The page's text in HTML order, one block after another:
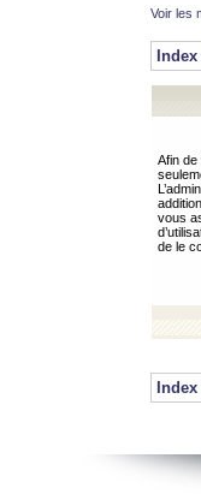
Voir les
Afin de
vous
de le